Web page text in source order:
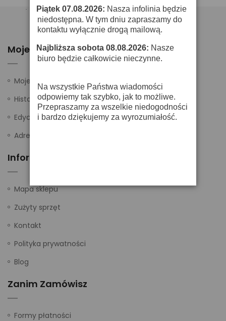
Moje Konto
Moje ustawienia
Historia zamówień
Edycja danych
Adresy
Informacje
Mapa sklepu
Zużyty sprzęt
Kontakt
Polityka prywatności
Blog
Zanim Zamówisz
Formy płatności
· Piątek 07.08.2026: Nasza infolinia będzie
niedostępna. W tym dniu zapraszamy do
kontaktu wyłącznie drogą mailową.
· Najbliższa sobota 08.08.2026: Nasze
biuro będzie całkowicie nieczynne.
Na wszystkie Państwa wiadomości
odpowiemy tak szybko, jak to możliwe.
Przepraszamy za wszelkie niedogodności
i bardzo dziękujemy za wyrozumiałość.